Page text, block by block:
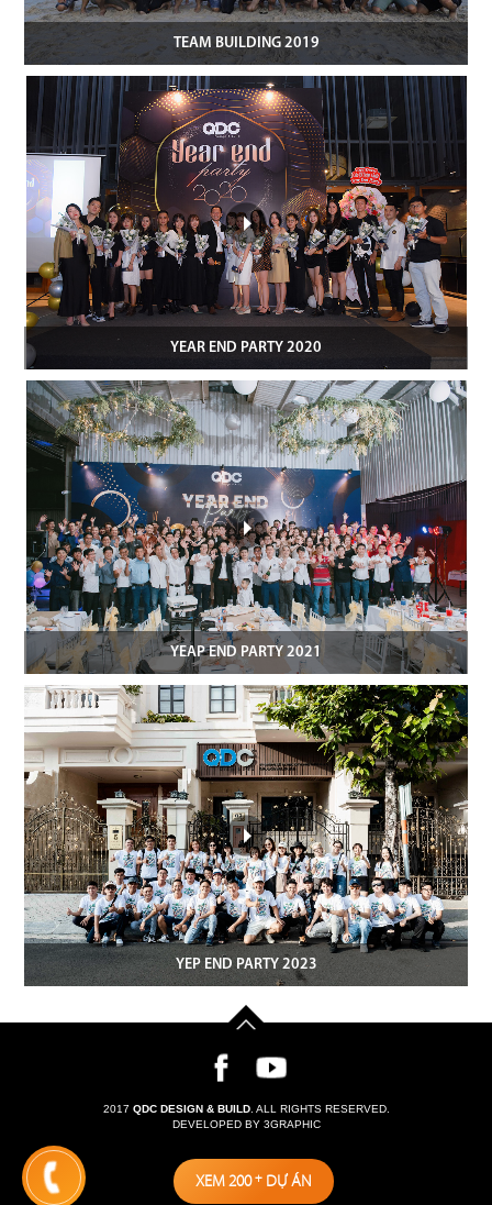
TEAM BUILDING 2019
YEAR END PARTY 2020
YEAP END PARTY 2021
YEP END PARTY 2023
2017 QDC DESIGN & BUILD. ALL RIGHTS RESERVED.
DEVELOPED BY 3GRAPHIC
XEM 200+ DỰ ÁN